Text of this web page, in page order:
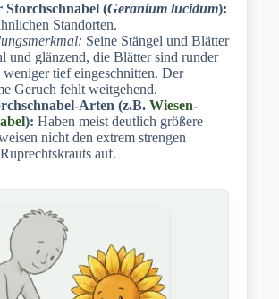
Storchschnabel (Geranium lucidum):
Standorten.
Seine Stängel und Blätter
und glänzend, die Blätter sind runder
tief eingeschnitten. Der
Geruch fehlt weitgehend.
Arten (z.B. Wiesen-
): Haben meist deutlich größere
nicht den extrem strengen
auf.